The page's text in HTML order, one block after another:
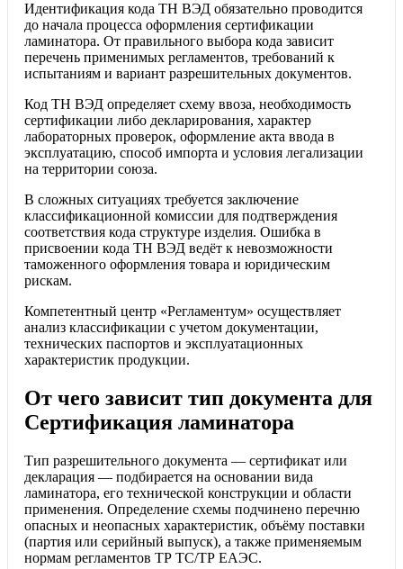
Идентификация кода ТН ВЭД обязательно проводится
до начала процесса оформления сертификации
ламинатора. От правильного выбора кода зависит
перечень применимых регламентов, требований к
испытаниям и вариант разрешительных документов.
Код ТН ВЭД определяет схему ввоза, необходимость
сертификации либо декларирования, характер
лабораторных проверок, оформление акта ввода в
эксплуатацию, способ импорта и условия легализации
на территории союза.
В сложных ситуациях требуется заключение
классификационной комиссии для подтверждения
соответствия кода структуре изделия. Ошибка в
присвоении кода ТН ВЭД ведёт к невозможности
таможенного оформления товара и юридическим
рискам.
Компетентный центр «Регламентум» осуществляет
анализ классификации с учетом документации,
технических паспортов и эксплуатационных
характеристик продукции.
От чего зависит тип документа для
Сертификация ламинатора
Тип разрешительного документа — сертификат или
декларация — подбирается на основании вида
ламинатора, его технической конструкции и области
применения. Определение схемы подчинено перечню
опасных и неопасных характеристик, объёму поставки
(партия или серийный выпуск), а также применяемым
нормам регламентов ТР ТС/ТР ЕАЭС.